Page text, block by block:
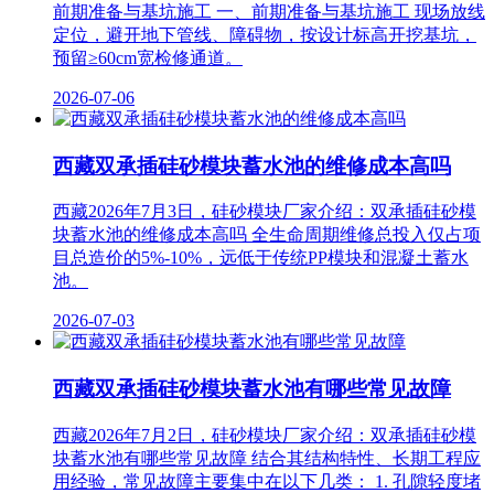
前期准备与基坑施工 一、前期准备与基坑施工 现场放线
定位，避开地下管线、障碍物，按设计标高开挖基坑，
预留≥60cm宽检修通道。
2026-07-06
西藏双承插硅砂模块蓄水池的维修成本高吗
西藏2026年7月3日，硅砂模块厂家介绍：双承插硅砂模
块蓄水池的维修成本高吗 全生命周期维修总投入仅占项
目总造价的5%-10%，远低于传统PP模块和混凝土蓄水
池‌。
2026-07-03
西藏双承插硅砂模块蓄水池有哪些常见故障
西藏2026年7月2日，硅砂模块厂家介绍：双承插硅砂模
块蓄水池有哪些常见故障 结合其结构特性、长期工程应
用经验，常见故障主要集中在以下几类： 1. 孔隙轻度堵